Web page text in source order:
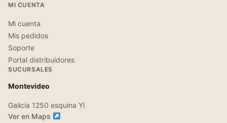
MI CUENTA
Mi cuenta
Mis pedidos
Soporte
Portal distribuidores
SUCURSALES
Montevideo
Galicia 1250 esquina Yí
Ver en Maps